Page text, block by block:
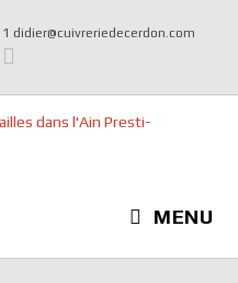
didier@cuivreriedecerdon.com
MENU